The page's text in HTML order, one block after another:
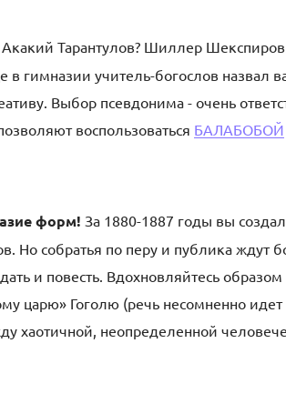
Акакий Тарантулов? Шиллер
гимназии учитель-богослов назвал
Выбор псевдонима - очень
воспользоваться БАЛАБОБОЙ
форм! За 1880-1887 годы вы
Но собратья по перу и публика ждут
и повесть. Вдохновляйтесь
царю» Гоголю (речь несомненно
хаотичной, неопределенной